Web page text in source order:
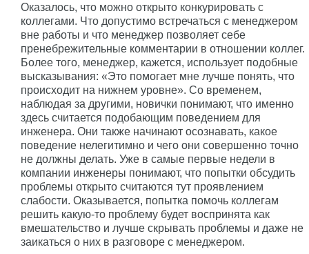
Оказалось, что можно открыто конкурировать с
коллегами. Что допустимо встречаться с менеджером
вне работы и что менеджер позволяет себе
пренебрежительные комментарии в отношении коллег.
Более того, менеджер, кажется, использует подобные
высказывания: «Это помогает мне лучше понять, что
происходит на нижнем уровне». Со временем,
наблюдая за другими, новички понимают, что именно
здесь считается подобающим поведением для
инженера. Они также начинают осознавать, какое
поведение нелегитимно и чего они совершенно точно
не должны делать. Уже в самые первые недели в
компании инженеры понимают, что попытки обсудить
проблемы открыто считаются тут проявлением
слабости. Оказывается, попытка помочь коллегам
решить какую-то проблему будет воспринята как
вмешательство и лучше скрывать проблемы и даже не
заикаться о них в разговоре с менеджером.